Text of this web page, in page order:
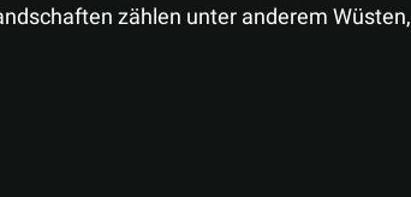
zählen unter anderem Wüsten,